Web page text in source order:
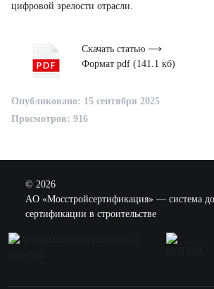
цифровой зрелости отрасли.
Скачать статью ⟶
Формат pdf (141.1 кб)
Опубликовано: 15 сентября 2025
Просмотров: 916
© 2026
AO «Мосстройсертификация» — система
сертификации в строительстве